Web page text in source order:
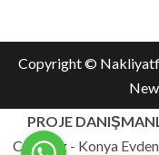
Copyright ©
PROJE
Catering - Konya